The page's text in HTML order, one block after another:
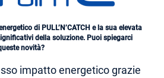
di PULL’N’CATCH e la sua elevata
della soluzione. Puoi spiegarci
novità?
impatto energetico grazie